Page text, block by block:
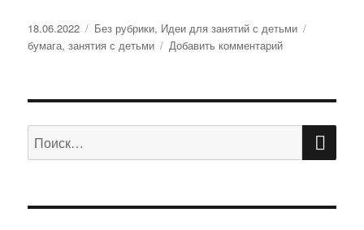
Опубликовано
18.06.2022 Рубрики
Без рубрики, Идеи для занятий с детьми
бумага,занятия с детьми Добавить комментарий
перманентные
и
фантазия:
что
Искать: